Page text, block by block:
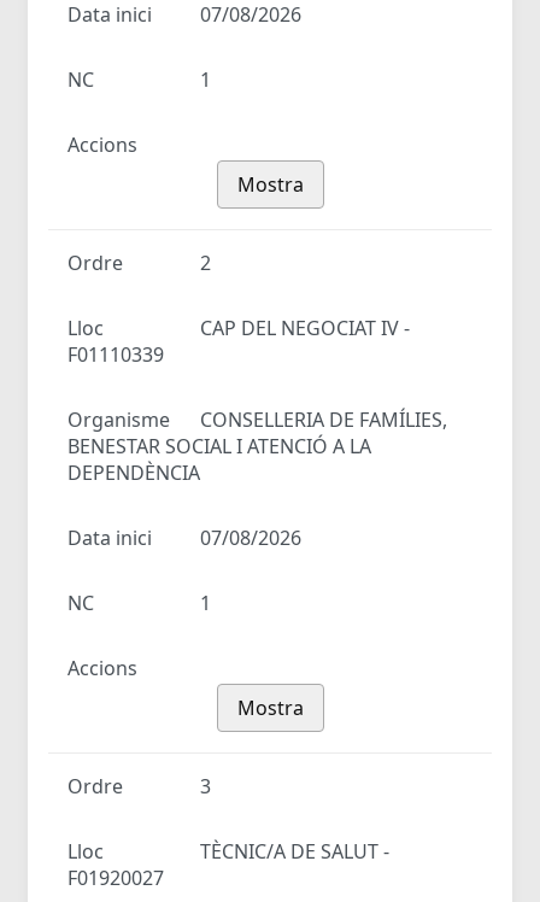
Data inici 07/08/2026
NC 1
Accions
Mostra
Ordre 2
Lloc
CAP DEL NEGOCIAT IV -
F01110339
Organisme
CONSELLERIA DE FAMÍLIES,
BENESTAR SOCIAL I ATENCIÓ A LA
DEPENDÈNCIA
Data inici 07/08/2026
NC 1
Accions
Mostra
Ordre 3
Lloc
TÈCNIC/A DE SALUT -
F01920027